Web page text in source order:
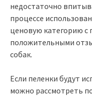
недостаточно
процессе
ценовую категорию
положительными
собак.
Если пеленки будут
можно рассмотреть